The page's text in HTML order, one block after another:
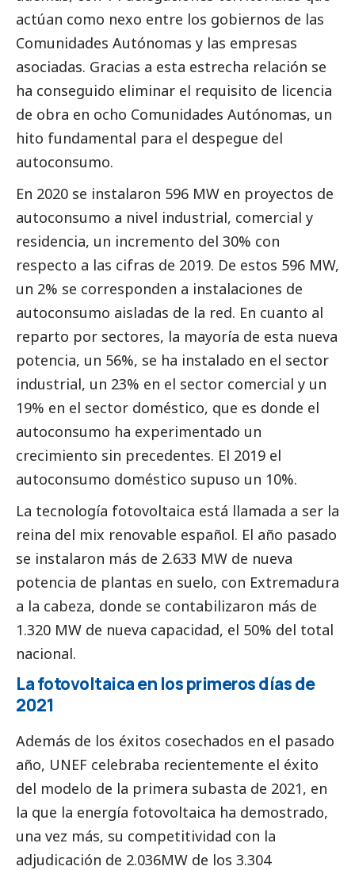
actúan como nexo entre los gobiernos de las
Comunidades Autónomas y las empresas
asociadas. Gracias a esta estrecha relación se
ha conseguido eliminar el requisito de licencia
de obra en ocho Comunidades Autónomas, un
hito fundamental para el despegue del
autoconsumo.
En 2020 se instalaron 596 MW en proyectos de
autoconsumo a nivel industrial, comercial y
residencia, un incremento del 30% con
respecto a las cifras de 2019. De estos 596 MW,
un 2% se corresponden a instalaciones de
autoconsumo aisladas de la red. En cuanto al
reparto por sectores, la mayoría de esta nueva
potencia, un 56%, se ha instalado en el sector
industrial, un 23% en el sector comercial y un
19% en el sector doméstico, que es donde el
autoconsumo ha experimentado un
crecimiento sin precedentes. El 2019 el
autoconsumo doméstico supuso un 10%.
La tecnología fotovoltaica está llamada a ser la
reina del mix renovable español. El año pasado
se instalaron más de 2.633 MW de nueva
potencia de plantas en suelo, con Extremadura
a la cabeza, donde se contabilizaron más de
1.320 MW de nueva capacidad, el 50% del total
nacional.
La fotovoltaica en los primeros días de
2021
Además de los éxitos cosechados en el pasado
año, UNEF celebraba recientemente el éxito
del modelo de la primera subasta de 2021, en
la que la energía fotovoltaica ha demostrado,
una vez más, su competitividad con la
adjudicación de 2.036MW de los 3.304